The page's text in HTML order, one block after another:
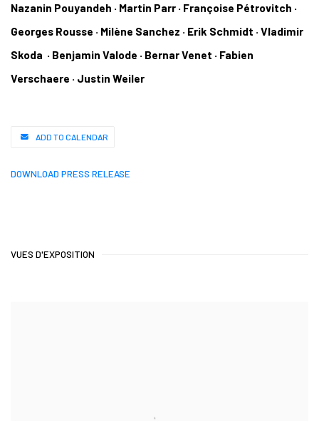
Nazanin Pouyandeh · Martin Parr · Françoise Pétrovitch ·
Georges Rousse · Milène Sanchez · Erik Schmidt · Vladimir
Skoda · Benjamin Valode · Bernar Venet · Fabien
Verschaere · Justin Weiler
ADD TO CALENDAR
DOWNLOAD PRESS RELEASE
VUES D'EXPOSITION